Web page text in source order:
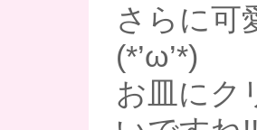
さらに可
(*’ω’*)
お皿にク